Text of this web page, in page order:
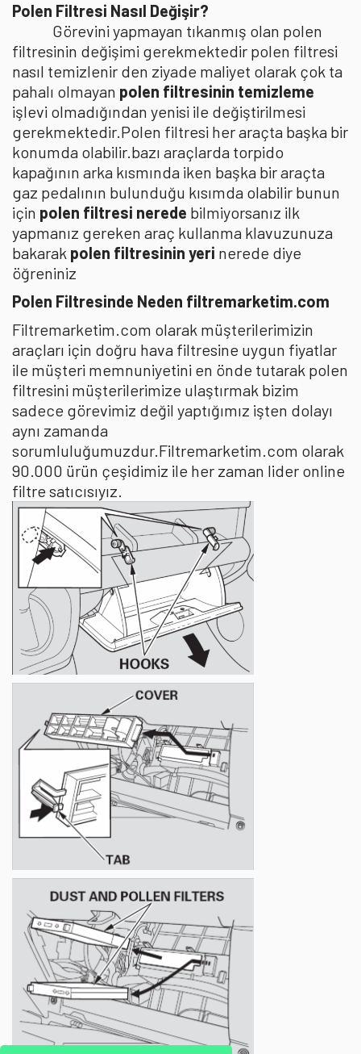
Polen Filtresi Nasıl Değişir?
Görevini yapmayan tıkanmış olan polen
filtresinin değişimi gerekmektedir polen filtresi
nasıl temizlenir den ziyade maliyet olarak çok ta
pahalı olmayan polen filtresinin temizleme
işlevi olmadığından yenisi ile değiştirilmesi
gerekmektedir.Polen filtresi her araçta başka bir
konumda olabilir.bazı araçlarda torpido
kapağının arka kısmında iken başka bir araçta
gaz pedalının bulunduğu kısımda olabilir bunun
için polen filtresi nerede bilmiyorsanız ilk
yapmanız gereken araç kullanma klavuzunuza
bakarak polen filtresinin yeri nerede diye
öğreniniz
Polen Filtresinde Neden filtremarketim.com
Filtremarketim.com olarak müşterilerimizin
araçları için doğru hava filtresine uygun fiyatlar
ile müşteri memnuniyetini en önde tutarak polen
filtresini müşterilerimize ulaştırmak bizim
sadece görevimiz değil yaptığımız işten dolayı
aynı zamanda
sorumluluğumuzdur.Filtremarketim.com olarak
90.000 ürün çeşidimiz ile her zaman lider online
filtre satıcısıyız.